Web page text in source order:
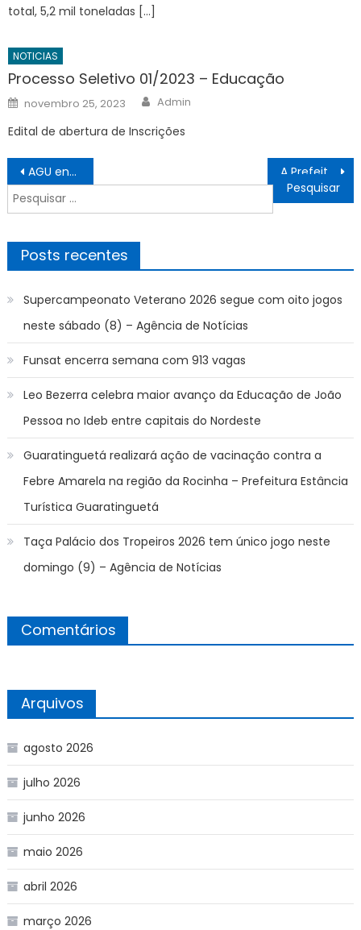
total, 5,2 mil toneladas […]
NOTICIAS
Processo Seletivo 01/2023 – Educação
Posted
on
novembro 25, 2023 Author
Admin
Edital de abertura de Inscrições
Navegação
de
Post
AGU envia à Itália defesa de extradição de Carla Zambelli
Pesquisar
por:
Posts recentes
Supercampeonato Veterano 2026 segue com oito jogos
neste sábado (8) – Agência de Notícias
Funsat encerra semana com 913 vagas
Leo Bezerra celebra maior avanço da Educação de João
Pessoa no Ideb entre capitais do Nordeste
Guaratinguetá realizará ação de vacinação contra a
Febre Amarela na região da Rocinha – Prefeitura Estância
Turística Guaratinguetá
Taça Palácio dos Tropeiros 2026 tem único jogo neste
domingo (9) – Agência de Notícias
Comentários
Arquivos
agosto 2026
julho 2026
junho 2026
maio 2026
abril 2026
março 2026